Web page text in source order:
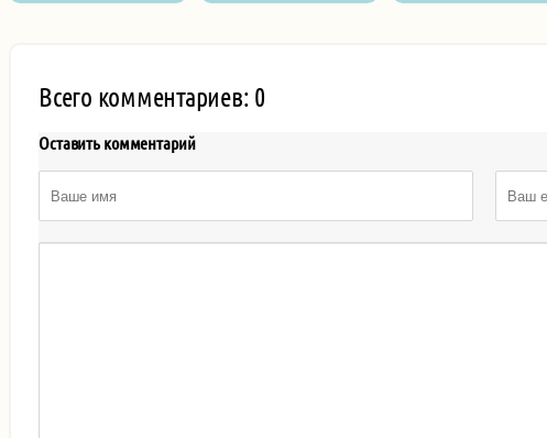
Всего комментариев: 0
Оставить комментарий